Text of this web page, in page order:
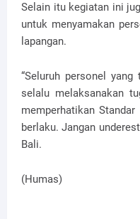
Selain itu kegiatan ini
untuk menyamakan
lapangan.
“Seluruh personel
selalu melaksanakan
memperhatikan
berlaku. Jangan
Bali.
(Humas)